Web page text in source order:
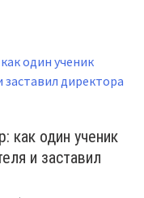
как один ученик
и заставил